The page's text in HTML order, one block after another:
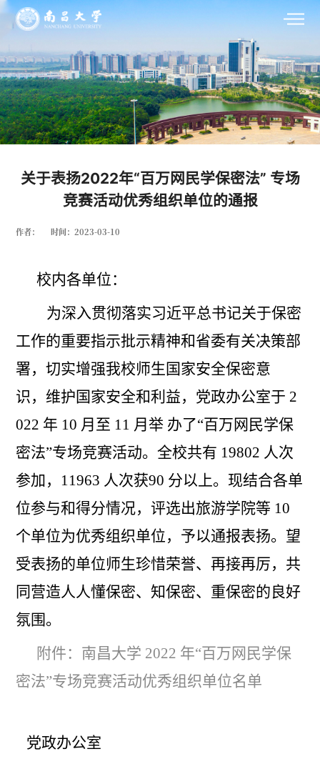
关于表扬2022年“百万网民学保密法” 专场
竞赛活动优秀组织单位的通报
作者： 时间：2023-03-10
校内各单位：
为深入贯彻落实习近平总书记关于保密
工作的重要指示批示精神和省委有关决策部
署，切实增强我校师生国家安全保密意
识，维护国家安全和利益，党政办公室于 2
022 年 10 月至 11 月举 办了“百万网民学保
密法”专场竞赛活动。全校共有 19802 人次
参加，11963 人次获90 分以上。现结合各单
位参与和得分情况，评选出旅游学院等 10
个单位为优秀组织单位，予以通报表扬。望
受表扬的单位师生珍惜荣誉、再接再厉，共
同营造人人懂保密、知保密、重保密的良好
氛围。
附件：南昌大学 2022 年“百万网民学保
密法”专场竞赛活动优秀组织单位名单
党政办公室